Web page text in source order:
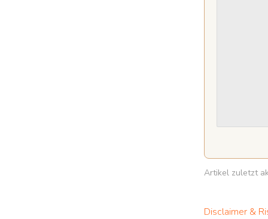
Artikel zuletzt
Disclaimer &